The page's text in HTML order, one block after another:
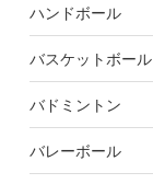
ハンドボール
バスケットボール
バドミントン
バレーボール